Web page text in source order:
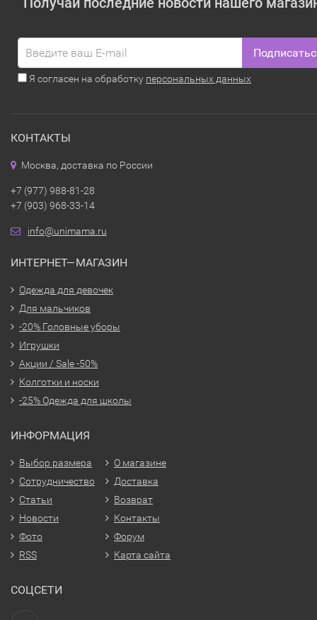
Я согласен на обработку персональных данных
КОНТАКТЫ
Москва, доставка по России
+7 (977) 988-81-28
+7 (903) 968-33-14
info@unimama.ru
ИНТЕРНЕТ—МАГАЗИН
Одежда для девочек
Для мальчиков
-20% Головные уборы
Игрушки
Акции / Sale -50%
Колготки и носки
-25% Одежда для школы
ИНФОРМАЦИЯ
Выбор размера
Сотрудничество
Статьи
Новости
Фото
RSS
О магазине
Доставка
Возврат
Контакты
Форум
Карта сайта
СОЦСЕТИ